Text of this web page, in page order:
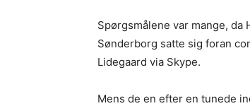
Spørgsmålene var mange, da
Sønderborg satte sig foran
Lidegaard via Skype.
Mens de en efter en tunede